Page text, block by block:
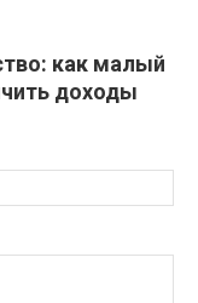
как малый
доходы